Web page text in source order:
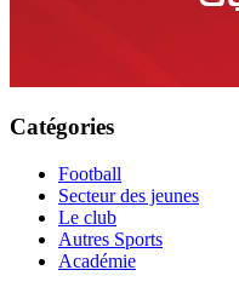
Catégories
Football
Secteur des jeunes
Le club
Autres Sports
Académie